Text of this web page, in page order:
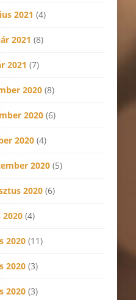
2021 (4)
2021 (8)
2021 (7)
2020 (8)
2020 (6)
2020 (4)
2020 (5)
2020 (6)
(4)
2020 (11)
2020 (3)
2020 (3)